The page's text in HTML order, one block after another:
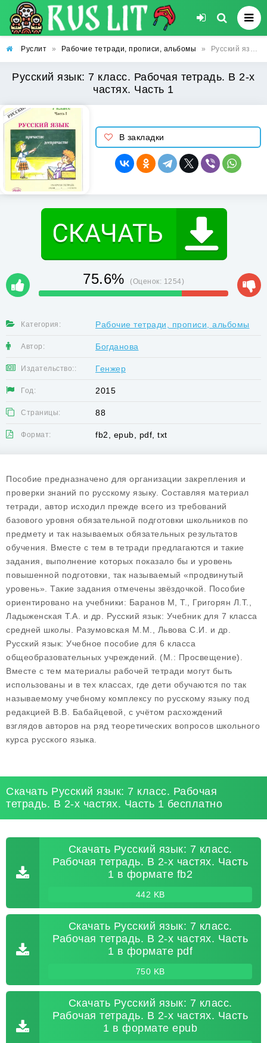
Руслит » Рабочие тетради, прописи, альбомы » Русский язык: 7 класс. Рабочая тетрадь. В 2-х частях. Часть 1
Русский язык: 7 класс. Рабочая тетрадь. В 2-х
частях. Часть 1
В закладки
75.6% (Оценок: 1254)
Категория: Рабочие тетради, прописи, альбомы
Автор: Богданова
Издательство:: Генжер
Год: 2015
Страницы: 88
Формат: fb2, epub, pdf, txt
Пособие предназначено для организации закрепления и
проверки знаний по русскому языку. Составляя материал
тетради, автор исходил прежде всего из требований
базового уровня обязательной подготовки школьников по
предмету и так называемых обязательных результатов
обучения. Вместе с тем в тетради предлагаются и такие
задания, выполнение которых показало бы и уровень
повышенной подготовки, так называемый «продвинутый
уровень». Такие задания отмечены звёздочкой. Пособие
ориентировано на учебники: Баранов М, Т., Григорян Л.Т.,
Ладыженская Т.А. и др. Русский язык: Учебник для 7 класса
средней школы. Разумовская М.М., Львова С.И. и др.
Русский язык: Учебное пособие для 6 класса
общеобразовательных учреждений. (М.: Просвещение).
Вместе с тем материалы рабочей тетради могут быть
использованы и в тех классах, где дети обучаются по так
называемому учебному комплексу по русскому языку под
редакцией В.В. Бабайцевой, с учётом расхождений
взглядов авторов на ряд теоретических вопросов школьного
курса русского языка.
Скачать Русский язык: 7 класс. Рабочая
тетрадь. В 2-х частях. Часть 1 бесплатно
Скачать Русский язык: 7 класс.
Рабочая тетрадь. В 2-х частях. Часть
1 в формате fb2
442 KB
Скачать Русский язык: 7 класс.
Рабочая тетрадь. В 2-х частях. Часть
1 в формате pdf
750 KB
Скачать Русский язык: 7 класс.
Рабочая тетрадь. В 2-х частях. Часть
1 в формате epub